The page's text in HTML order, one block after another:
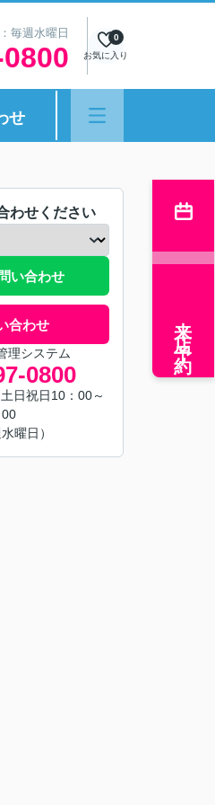
毎週水曜日
お気に入り
0
せ
わせください
い合わせ
合わせ
理システム
0800
日祝日10：00～
曜日）
来店予約